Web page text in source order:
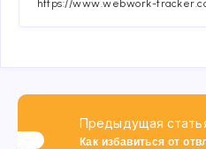
Предыдущая
Как избавиться от